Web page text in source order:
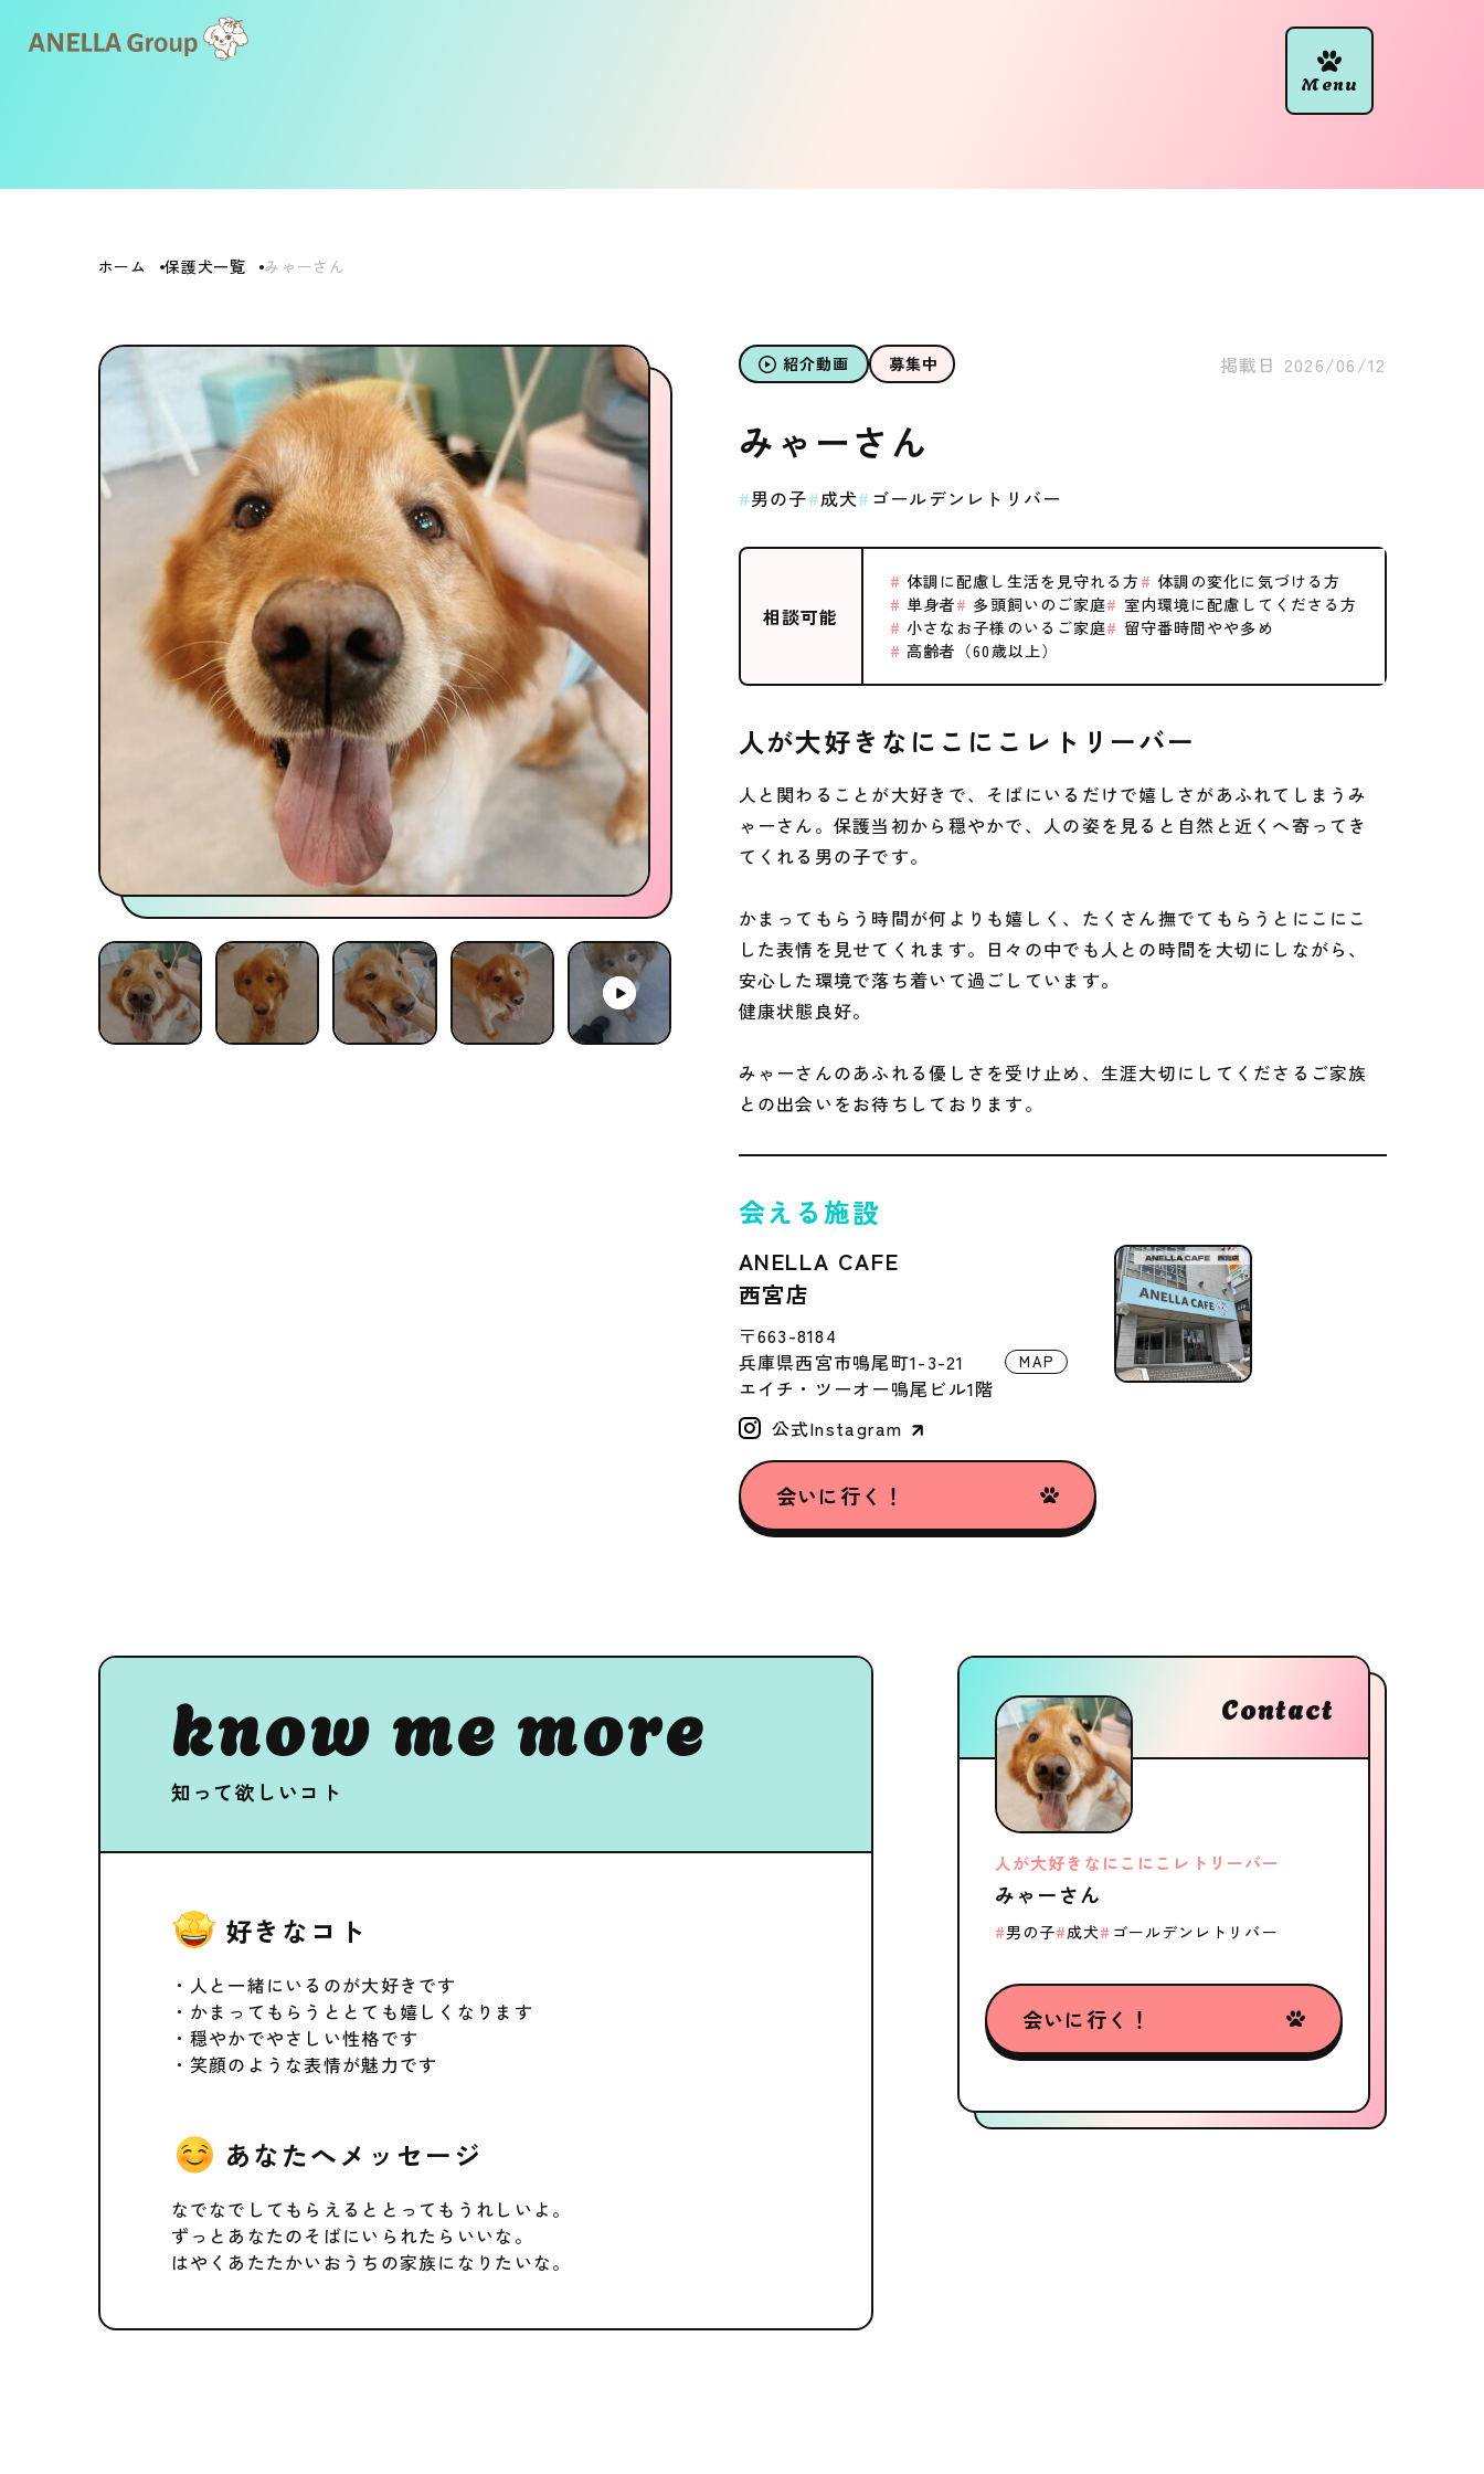
ホーム 保護犬一覧 みゃーさん
紹介動画 募集中 掲載日 2026/06/12
みゃーさん
男の子 成犬 ゴールデンレトリバー
相談可能
体調に配慮し生活を見守れる方
体調の変化に気づける方
単身者
多頭飼いのご家庭
室内環境に配慮してくださる方
小さなお子様のいるご家庭
留守番時間やや多め
高齢者（60歳以上）
人が大好きなにこにこレトリーバー
人と関わることが大好きで、そばにいるだけで嬉しさがあふれてしまうみ
ゃーさん。保護当初から穏やかで、人の姿を見ると自然と近くへ寄ってき
てくれる男の子です。
かまってもらう時間が何よりも嬉しく、たくさん撫でてもらうとにこにこ
した表情を見せてくれます。日々の中でも人との時間を大切にしながら、
安心した環境で落ち着いて過ごしています。
健康状態良好。
みゃーさんのあふれる優しさを受け止め、生涯大切にしてくださるご家族
との出会いをお待ちしております。
会える施設
ANELLA CAFE
西宮店
〒663-8184
兵庫県西宮市鳴尾町1-3-21
エイチ・ツーオー鳴尾ビル1階
MAP
公式Instagram
会いに行く！
know me more
知って欲しいコト
好きなコト
・人と一緒にいるのが大好きです
・かまってもらうととても嬉しくなります
・穏やかでやさしい性格です
・笑顔のような表情が魅力です
あなたへメッセージ
なでなでしてもらえるととってもうれしいよ。
ずっとあなたのそばにいられたらいいな。
はやくあたたかいおうちの家族になりたいな。
Contact
人が大好きなにこにこレトリーバー
みゃーさん
男の子 成犬 ゴールデンレトリバー
会いに行く！